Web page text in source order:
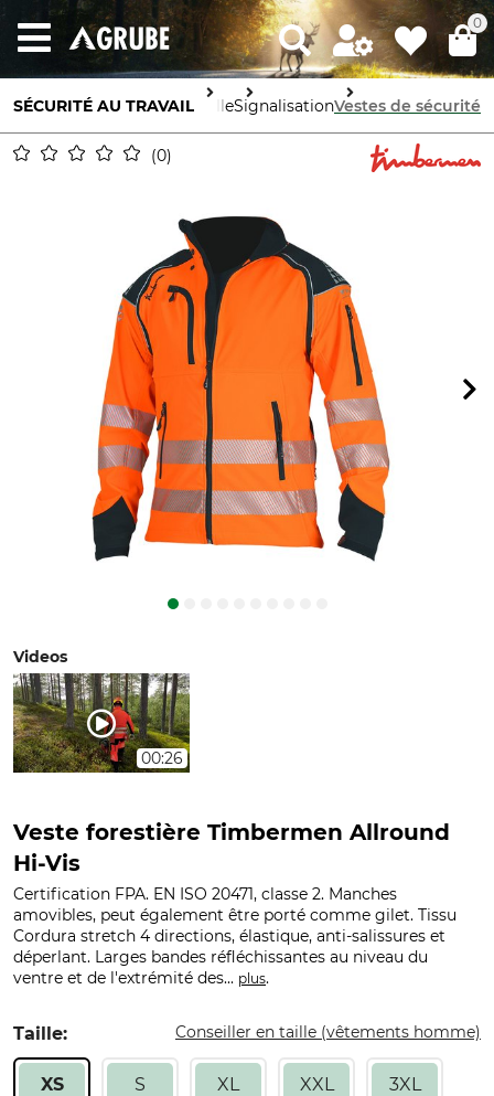
0
SÉCURITÉ AU TRAVAIL
Protection corporelleSignalisationVestes de sécurité
0
Videos
00:26
Veste forestière Timbermen Allround
Hi-Vis
Certification FPA. EN ISO 20471, classe 2. Manches
amovibles, peut également être porté comme gilet. Tissu
Cordura stretch 4 directions, élastique, anti-salissures et
déperlant. Larges bandes réfléchissantes au niveau du
ventre et de l'extrémité des... plus.
Taille: Conseiller en taille (vêtements homme)
XS S XL XXL 3XL